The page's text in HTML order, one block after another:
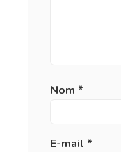
Nom *
E-mail *